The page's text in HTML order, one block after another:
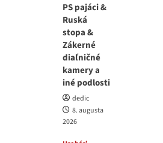
PS pajáci &
Ruská
stopa &
Zákerné
diaľničné
kamery a
iné podlosti
dedic
8. augusta
2026